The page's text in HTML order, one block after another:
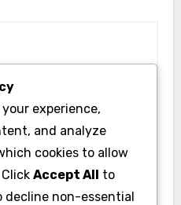
experience,
and analyze
cookies to allow
Click Accept All to
decline non-essential